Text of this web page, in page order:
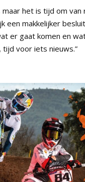
het is tijd om van
een makkelijker
er gaat komen en
voor iets nieuws.”